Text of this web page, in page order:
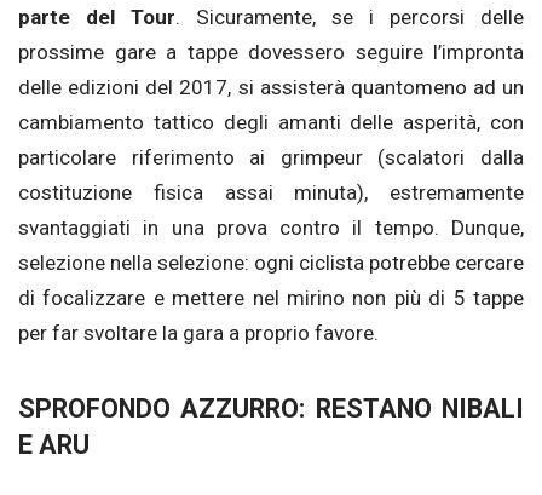
parte del Tour. Sicuramente, se i percorsi delle
prossime gare a tappe dovessero seguire l’impronta
delle edizioni del 2017, si assisterà quantomeno ad un
cambiamento tattico degli amanti delle asperità, con
particolare riferimento ai grimpeur (scalatori dalla
costituzione fisica assai minuta), estremamente
svantaggiati in una prova contro il tempo. Dunque,
selezione nella selezione: ogni ciclista potrebbe cercare
di focalizzare e mettere nel mirino non più di 5 tappe
per far svoltare la gara a proprio favore.
SPROFONDO AZZURRO: RESTANO NIBALI
E ARU